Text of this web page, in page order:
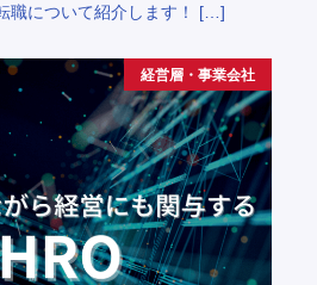
職について紹介します！ […]
経営層・事業会社